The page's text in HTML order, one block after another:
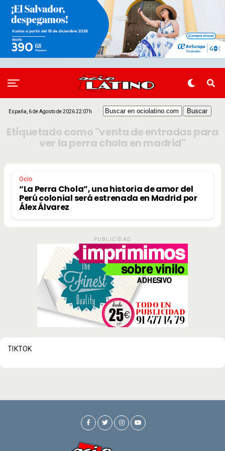
España, 6 de Agosto de 2026 22:07h
Etiquetado como "venta de entradas para
ver la perra chola en madrid"
Ocio
“La Perra Chola”, una historia de amor del
Perú colonial será estrenada en Madrid por
Álex Álvarez
PUBLICIDAD
TIKTOK